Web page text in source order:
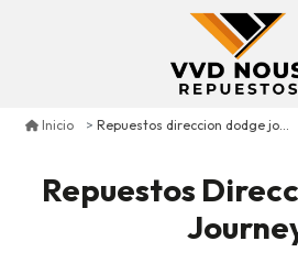
Inicio Repuestos direccion dodge journey
Repuestos